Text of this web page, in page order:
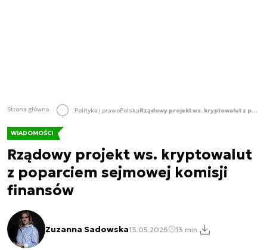
Strona główna Polityka i prawoPolska Rządowy projekt ws. kryptowalut z poparciem sejmowej komisji finansów
WIADOMOŚCI
Rządowy projekt ws. kryptowalut
z poparciem sejmowej komisji
finansów
Zuzanna Sadowska13.05.2026 13 min.